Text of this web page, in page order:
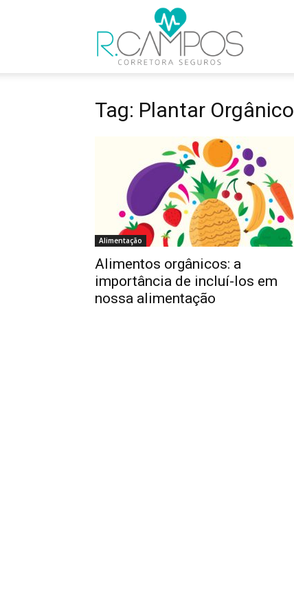
Você
Tag: Plantar Orgânico
Alimentação
Alimentos orgânicos: a
importância de incluí-los em
nossa alimentação